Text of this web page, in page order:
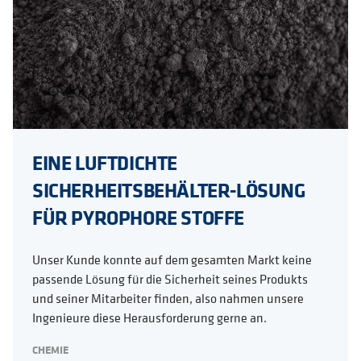
EINE LUFTDICHTE
SICHERHEITSBEHÄLTER-LÖSUNG
FÜR PYROPHORE STOFFE
Unser Kunde konnte auf dem gesamten Markt keine
passende Lösung für die Sicherheit seines Produkts
und seiner Mitarbeiter finden, also nahmen unsere
Ingenieure diese Herausforderung gerne an.
CHEMIE